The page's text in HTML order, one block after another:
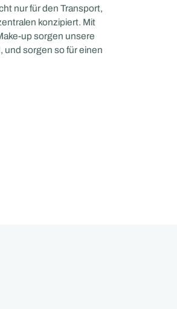
nur für den Transport,
konzipiert. Mit
up sorgen unsere
und sorgen so für einen